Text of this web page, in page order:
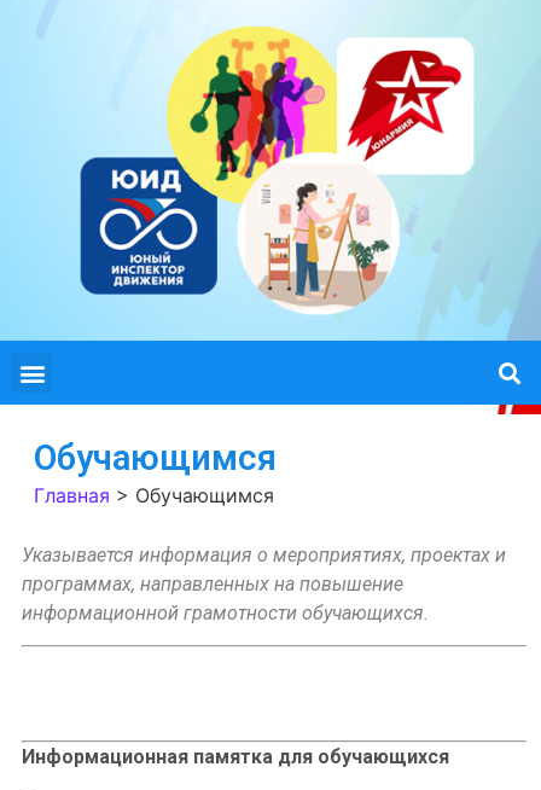
Обучающимся
Главная > Обучающимся
Указывается информация о мероприятиях, проектах и
программах, направленных на повышение
информационной грамотности обучающихся.
Информационная памятка для обучающихся